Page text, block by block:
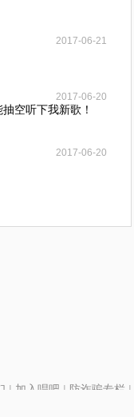
2017-06-21
2017-06-20
空听下我新歌！
2017-06-20
| 加入唱吧 | 防诈骗专栏 |